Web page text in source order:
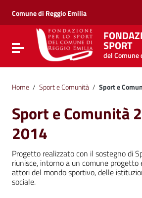
Vai al menu di navigazione
Vai al footer
Comune di Reggio Emilia
Attiva / disattiva la navigazione
SPORT
del Comune
Home / Sport e Comunità / Sport e
Sport e Comunità
2014
Progetto realizzato con il sostegno di
riunisce, intorno a un comune progetto
attori del mondo sportivo, delle
sociale.